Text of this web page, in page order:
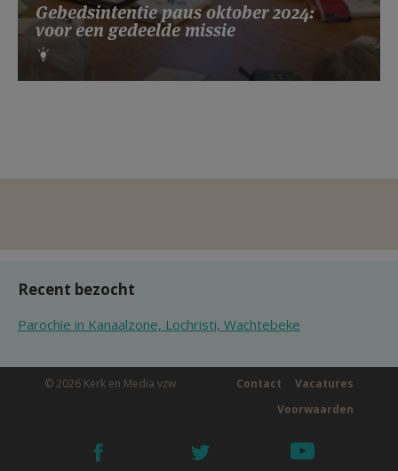
Gebedsintentie paus oktober 2024:
voor een gedeelde missie
Recent bezocht
Parochie in Kanaalzone, Lochristi, Wachtebeke
© 2026 Kerk en Media vzw Vacatures
Contact
Voorwaarden